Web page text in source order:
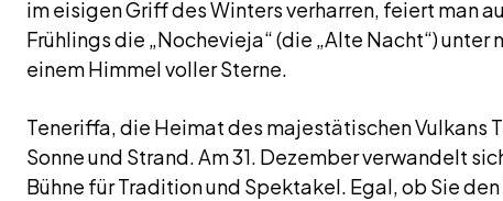
im eisigen Griff des Winters verharren, feiert man
Frühlings die „Nochevieja“ (die „Alte Nacht“)
einem Himmel voller Sterne.
Teneriffa, die Heimat des majestätischen Vulkans
Sonne und Strand. Am 31. Dezember verwandelt
Bühne für Tradition und Spektakel. Egal, ob Sie